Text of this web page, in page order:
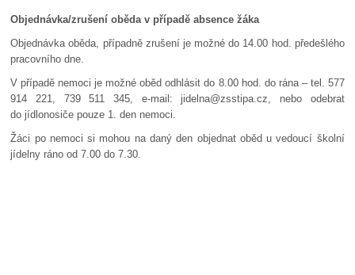
Objednávka/zrušení oběda v případě absence žáka
Objednávka oběda, případně zrušení je možné do 14.00 hod. předešlého
pracovního dne.
V případě nemoci je možné oběd odhlásit do 8.00 hod. do rána – tel. 577
914 221, 739 511 345, e-mail: jidelna@zsstipa.cz, nebo odebrat
do jídlonosiče pouze 1. den nemoci.
Žáci po nemoci si mohou na daný den objednat oběd u vedoucí školní
jídelny ráno od 7.00 do 7.30.